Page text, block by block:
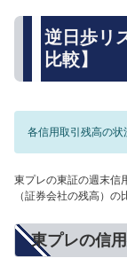
逆日歩リ
比較】
各信用取引残高の状
東プレの東証の週末信
（証券会社の残高）の
東プレの信